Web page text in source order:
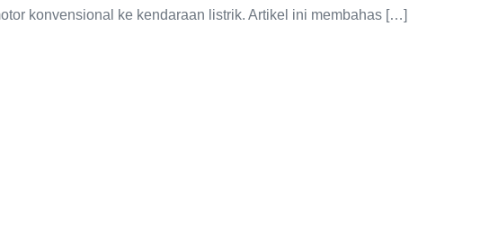
konvensional ke kendaraan listrik. Artikel ini membahas […]